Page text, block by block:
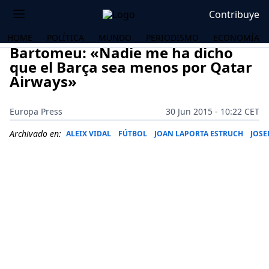
Contribuye
HOME POLÍTICA MUNDO PERIODISMO ECONOMÍA
Bartomeu: «Nadie me ha dicho
que el Barça sea menos por Qatar
Airways»
Europa Press
30 Jun 2015 - 10:22 CET
Archivado en: ALEIX VIDAL FÚTBOL JOAN LAPORTA ESTRUCH